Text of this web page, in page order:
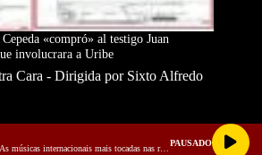
«compró» al testigo Juan
involucrara a Uribe
Cara - Dirigida por Sixto Alfredo
Pra Se Emocionar - 1977 - As músicas internacionais mais tocadas nas rádios do Brasil
PAUSADO